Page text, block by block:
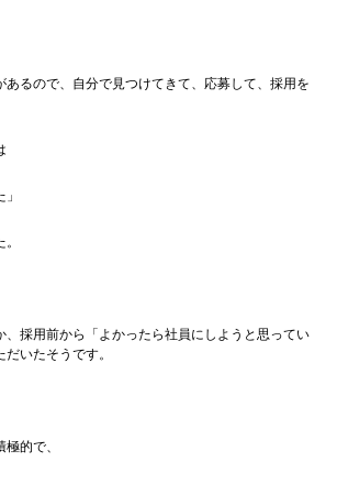
あるので、自分で見つけてきて、応募して、採用を
、採用前から「よかったら社員にしようと思ってい
いたそうです。
的で、